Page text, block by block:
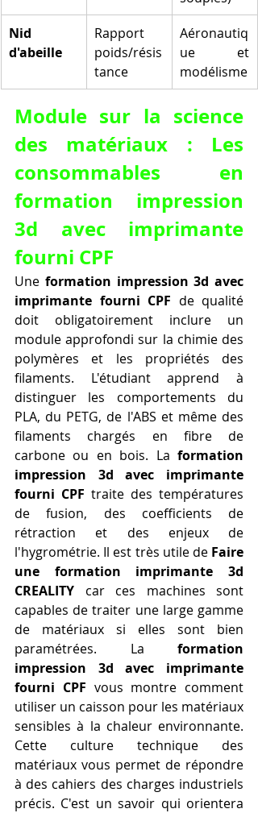
Nid
d'abeille
Rapport
poids/résis
tance
Aéronautiq
ue et
modélisme
Module sur la science
des matériaux : Les
consommables en
formation impression
3d avec imprimante
fourni CPF
Une formation impression 3d avec
imprimante fourni CPF de qualité
doit obligatoirement inclure un
module approfondi sur la chimie des
polymères et les propriétés des
filaments. L'étudiant apprend à
distinguer les comportements du
PLA, du PETG, de l'ABS et même des
filaments chargés en fibre de
carbone ou en bois. La formation
impression 3d avec imprimante
fourni CPF traite des températures
de fusion, des coefficients de
rétraction et des enjeux de
l'hygrométrie. Il est très utile de Faire
une formation imprimante 3d
CREALITY car ces machines sont
capables de traiter une large gamme
de matériaux si elles sont bien
paramétrées. La formation
impression 3d avec imprimante
fourni CPF vous montre comment
utiliser un caisson pour les matériaux
sensibles à la chaleur environnante.
Cette culture technique des
matériaux vous permet de répondre
à des cahiers des charges industriels
précis. C'est un savoir qui orientera